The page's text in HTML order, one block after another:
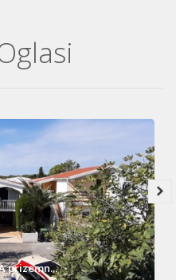
prizemn...